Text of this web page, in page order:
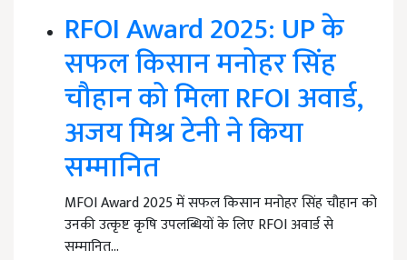
RFOI Award 2025: UP के
सफल किसान मनोहर सिंह
चौहान को मिला RFOI अवार्ड,
अजय मिश्र टेनी ने किया
सम्मानित
MFOI Award 2025 में सफल किसान मनोहर सिंह चौहान को
उनकी उत्कृष्ट कृषि उपलब्धियों के लिए RFOI अवार्ड से
सम्मानित…